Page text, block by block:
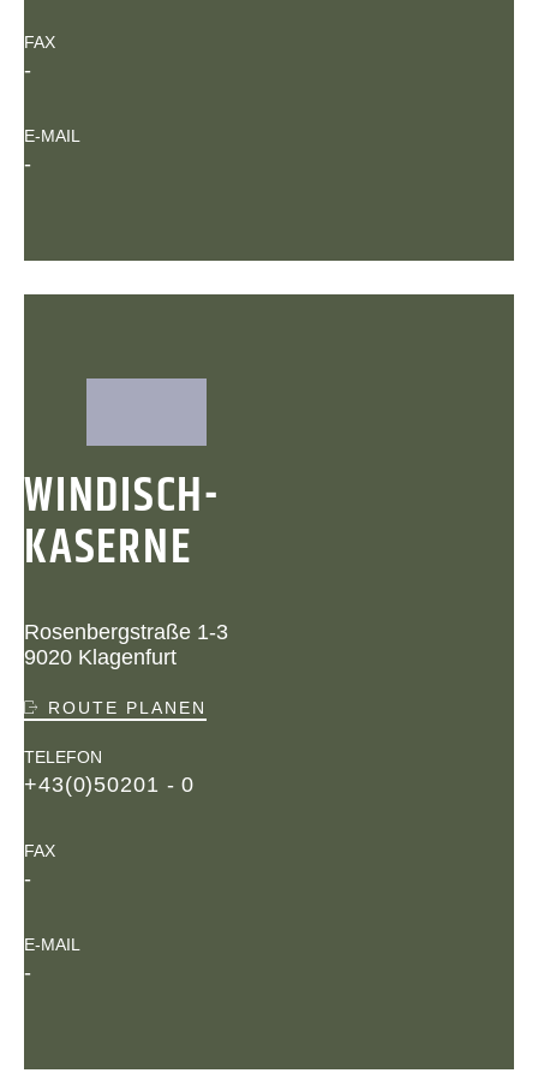
FAX
-
E-MAIL
-
WINDISCH-
KASERNE
Rosenbergstraße 1-3
9020 Klagenfurt
ROUTE PLANEN
TELEFON
+43(0)50201 - 0
FAX
-
E-MAIL
-